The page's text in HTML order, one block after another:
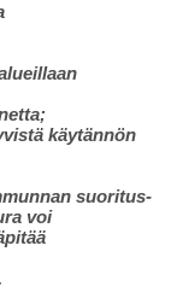
käytännön
suoritus-
voi